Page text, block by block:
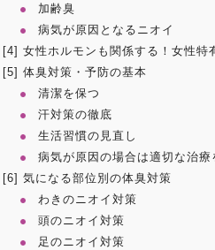
加齢臭
病気が原因となるニオイ
[4] 女性ホルモンも関係する！女性特
[5] 体臭対策・予防の基本
清潔を保つ
汗対策の徹底
生活習慣の見直し
病気が原因の場合は適切な治療
[6] 気になる部位別の体臭対策
わきのニオイ対策
頭のニオイ対策
足のニオイ対策